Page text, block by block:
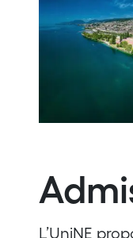
L’UniNE